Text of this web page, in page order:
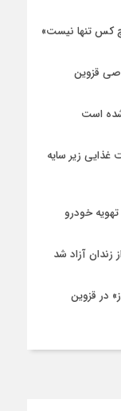
کس تنها نیست»
قزوین
غذایی زیر سایه
خودرو
زندان آزاد شد
در قزوین